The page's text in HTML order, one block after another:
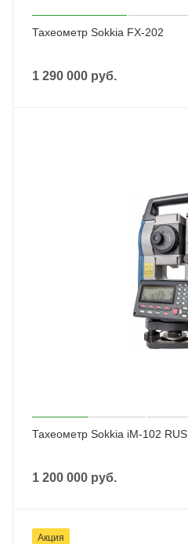
Тахеометр Sokkia FX-202
1 290 000 руб.
Тахеометр Sokkia iM-102 RUS
1 200 000 руб.
Акция